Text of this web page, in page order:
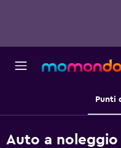
Punti
Auto a